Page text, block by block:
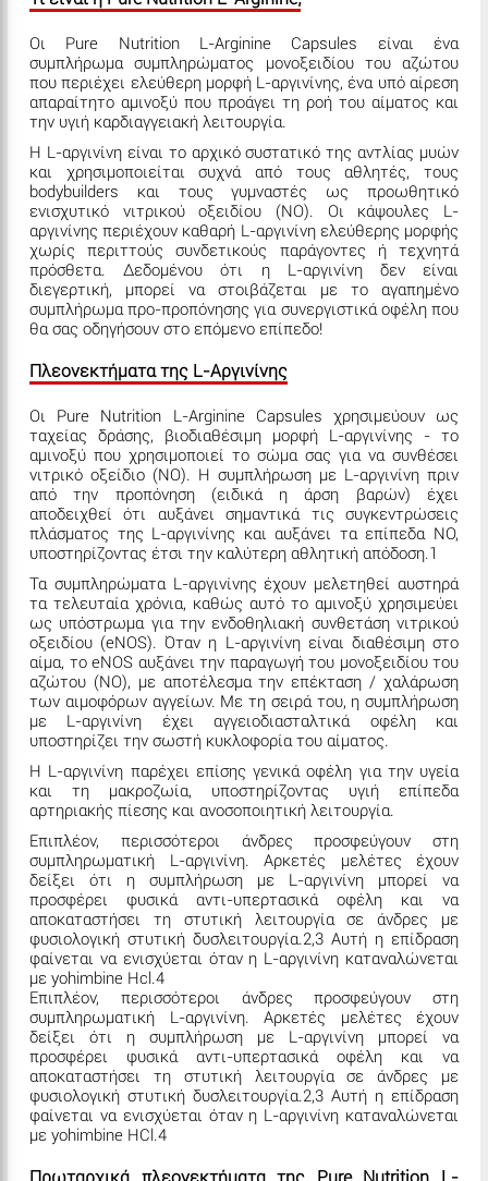
Οι Pure Nutrition L-Arginine Capsules είναι ένα
συμπλήρωμα συμπληρώματος μονοξειδίου του αζώτου
που περιέχει ελεύθερη μορφή L-αργινίνης, ένα υπό αίρεση
απαραίτητο αμινοξύ που προάγει τη ροή του αίματος και
την υγιή καρδιαγγειακή λειτουργία.
Η L-αργινίνη είναι το αρχικό συστατικό της αντλίας μυών
και χρησιμοποιείται συχνά από τους αθλητές, τους
bodybuilders και τους γυμναστές ως προωθητικό
ενισχυτικό νιτρικού οξειδίου (NO). Οι κάψουλες L-
αργινίνης περιέχουν καθαρή L-αργινίνη ελεύθερης μορφής
χωρίς περιττούς συνδετικούς παράγοντες ή τεχνητά
πρόσθετα. Δεδομένου ότι η L-αργινίνη δεν είναι
διεγερτική, μπορεί να στοιβάζεται με το αγαπημένο
συμπλήρωμα προ-προπόνησης για συνεργιστικά οφέλη που
θα σας οδηγήσουν στο επόμενο επίπεδο!
Πλεονεκτήματα της L-Αργινίνης
Οι Pure Nutrition L-Arginine Capsules χρησιμεύουν ως
ταχείας δράσης, βιοδιαθέσιμη μορφή L-αργινίνης - το
αμινοξύ που χρησιμοποιεί το σώμα σας για να συνθέσει
νιτρικό οξείδιο (NO). Η συμπλήρωση με L-αργινίνη πριν
από την προπόνηση (ειδικά η άρση βαρών) έχει
αποδειχθεί ότι αυξάνει σημαντικά τις συγκεντρώσεις
πλάσματος της L-αργινίνης και αυξάνει τα επίπεδα ΝΟ,
υποστηρίζοντας έτσι την καλύτερη αθλητική απόδοση.1
Τα συμπληρώματα L-αργινίνης έχουν μελετηθεί αυστηρά
τα τελευταία χρόνια, καθώς αυτό το αμινοξύ χρησιμεύει
ως υπόστρωμα για την ενδοθηλιακή συνθετάση νιτρικού
οξειδίου (eNOS). Όταν η L-αργινίνη είναι διαθέσιμη στο
αίμα, το eNOS αυξάνει την παραγωγή του μονοξειδίου του
αζώτου (NO), με αποτέλεσμα την επέκταση / χαλάρωση
των αιμοφόρων αγγείων. Με τη σειρά του, η συμπλήρωση
με L-αργινίνη έχει αγγειοδιασταλτικά οφέλη και
υποστηρίζει την σωστή κυκλοφορία του αίματος.
Η L-αργινίνη παρέχει επίσης γενικά οφέλη για την υγεία
και τη μακροζωία, υποστηρίζοντας υγιή επίπεδα
αρτηριακής πίεσης και ανοσοποιητική λειτουργία.
Επιπλέον, περισσότεροι άνδρες προσφεύγουν στη
συμπληρωματική L-αργινίνη. Αρκετές μελέτες έχουν
δείξει ότι η συμπλήρωση με L-αργινίνη μπορεί να
προσφέρει φυσικά αντι-υπερτασικά οφέλη και να
αποκαταστήσει τη στυτική λειτουργία σε άνδρες με
φυσιολογική στυτική δυσλειτουργία.2,3 Αυτή η επίδραση
φαίνεται να ενισχύεται όταν η L-αργινίνη καταναλώνεται
με yohimbine Hcl.4
Επιπλέον, περισσότεροι άνδρες προσφεύγουν στη
συμπληρωματική L-αργινίνη. Αρκετές μελέτες έχουν
δείξει ότι η συμπλήρωση με L-αργινίνη μπορεί να
προσφέρει φυσικά αντι-υπερτασικά οφέλη και να
αποκαταστήσει τη στυτική λειτουργία σε άνδρες με
φυσιολογική στυτική δυσλειτουργία.2,3 Αυτή η επίδραση
φαίνεται να ενισχύεται όταν η L-αργινίνη καταναλώνεται
με yohimbine HCl.4